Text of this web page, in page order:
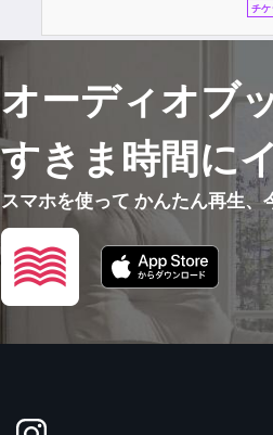
チケ
オーディオブ
すきま時間に
スマホを使って かんたん再生、